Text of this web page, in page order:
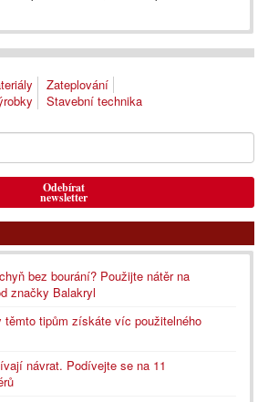
Zateplování
Stavební technika
Odebírat
newsletter
bez bourání? Použijte nátěr na
značky Balakryl
těmto tipům získáte víc použitelného
návrat. Podívejte se na 11